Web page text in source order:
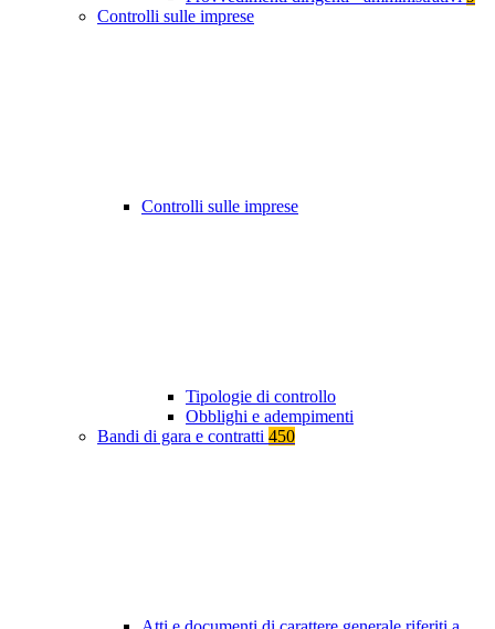
Controlli sulle imprese
Controlli sulle imprese
Tipologie di controllo
Obblighi e adempimenti
Bandi di gara e contratti 450